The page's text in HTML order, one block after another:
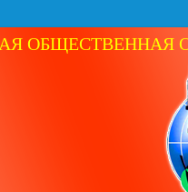
ОБЩЕСТВЕННАЯ